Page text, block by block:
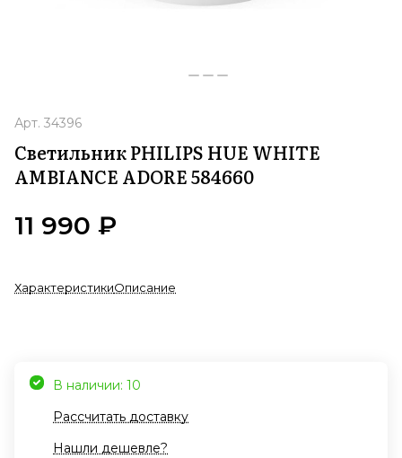
Арт. 34396
Светильник PHILIPS HUE WHITE
AMBIANCE ADORE 584660
11 990 ₽
ХарактеристикиОписание
В наличии: 10
Рассчитать доставку
Нашли дешевле?